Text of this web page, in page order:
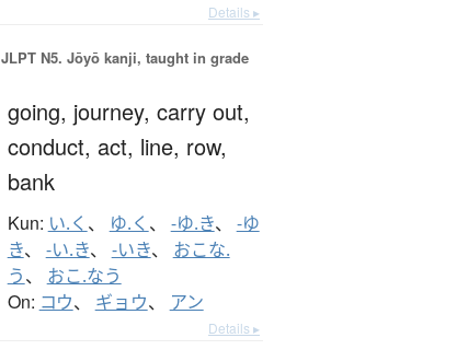
Details ▸
JLPT N5. Jōyō kanji, taught in grade
going, journey, carry out,
conduct, act, line, row,
bank
Kun: い.く 、 ゆ.く 、 -ゆ.き、 -ゆ
き、 -い.き、 -いき、 おこな.
う、 おこ.なう
On: コウ、 ギョウ、 アン
Details ▸